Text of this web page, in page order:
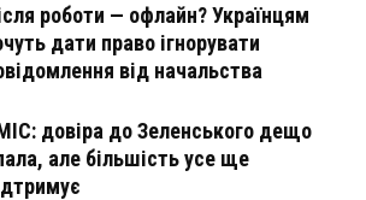
роботи — офлайн? Українцям
дати право ігнорувати
від начальства
довіра до Зеленського дещо
але більшість усе ще